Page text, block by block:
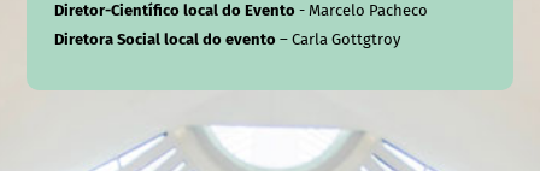
Diretor-Científico local do Evento- Marcelo Pacheco
Diretora Social local do evento– Carla Gottgtroy